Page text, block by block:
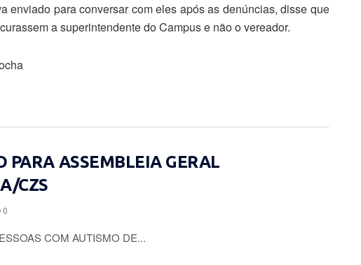
enviado para conversar com eles após as denúncias, disse que
a superintendente do Campus e não o vereador.
PARA ASSEMBLEIA GERAL
CZS
0
COM AUTISMO DE...